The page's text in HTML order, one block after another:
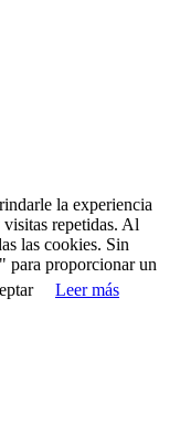
la experiencia
repetidas. Al
las cookies. Sin
para proporcionar un
Leer más